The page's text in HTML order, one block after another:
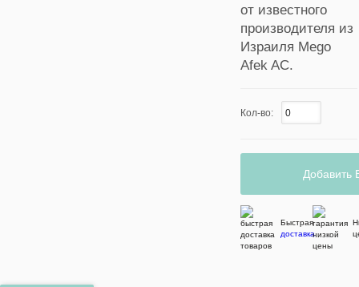
от известного
производителя из
Израиля Mego
Afek AC.
Кол-во:
Добавить
Быстрая
доставка